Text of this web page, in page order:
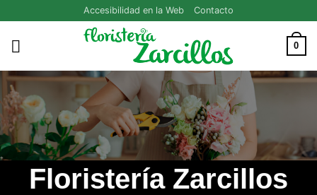
al
contenido
Accesibilidad en la Web Contacto
0
Floristería Zarcillos